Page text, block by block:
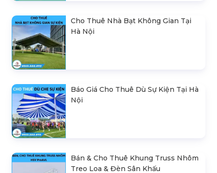
Cho Thuê Nhà Bạt Không Gian Tại
Hà Nội
Báo Giá Cho Thuê Dù Sự Kiện Tại Hà
Nội
Bán & Cho Thuê Khung Truss Nhôm
Treo Loa & Đèn Sân Khấu